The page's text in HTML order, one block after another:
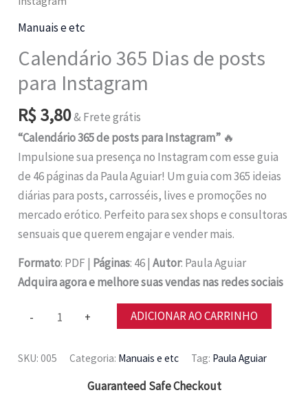
Manuais e etc
Calendário 365 Dias de posts
para Instagram
R$3,80& Frete grátis
“Calendário 365 de posts para Instagram” 🔥
Impulsione sua presença no Instagram com esse guia
de 46 páginas da Paula Aguiar! Um guia com 365 ideias
diárias para posts, carrosséis, lives e promoções no
mercado erótico. Perfeito para sex shops e consultoras
sensuais que querem engajar e vender mais.
Formato: PDF | Páginas: 46 |Autor: Paula Aguiar
Adquira agora e melhore suas vendas nas redes sociais
-
Calendário
Dias
+ ADICIONAR AO CARRINHO
SKU:005 Categoria: Manuais e etc Tag: Paula Aguiar
Guaranteed Safe Checkout